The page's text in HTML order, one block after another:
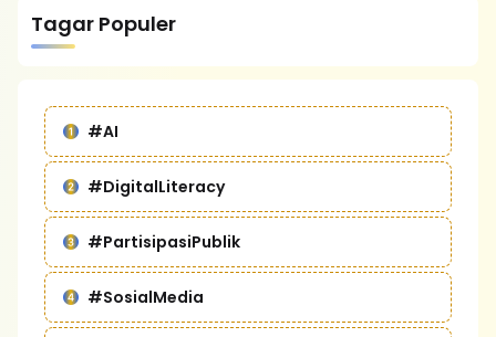
Tagar Populer
#AI
#DigitalLiteracy
#PartisipasiPublik
#SosialMedia